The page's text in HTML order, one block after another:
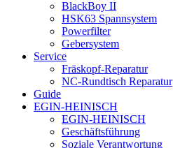
BlackBoy II
HSK63 Spannsystem
Powerfilter
Gebersystem
Service
Fräskopf-Reparatur
NC-Rundtisch Reparatur
Guide
EGIN-HEINISCH
EGIN-HEINISCH
Geschäftsführung
Soziale Verantwortung